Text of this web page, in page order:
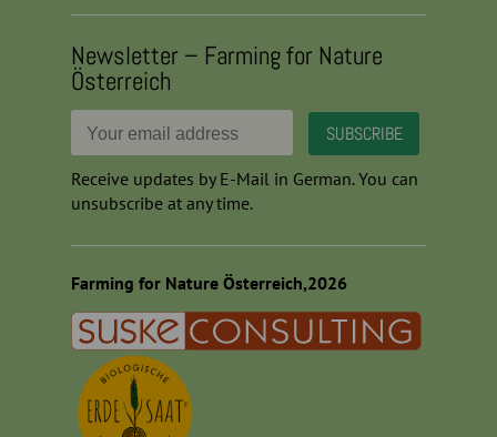
Newsletter – Farming for Nature
Österreich
Receive updates by E-Mail in German. You can
unsubscribe at any time.
Farming for Nature Österreich,2026